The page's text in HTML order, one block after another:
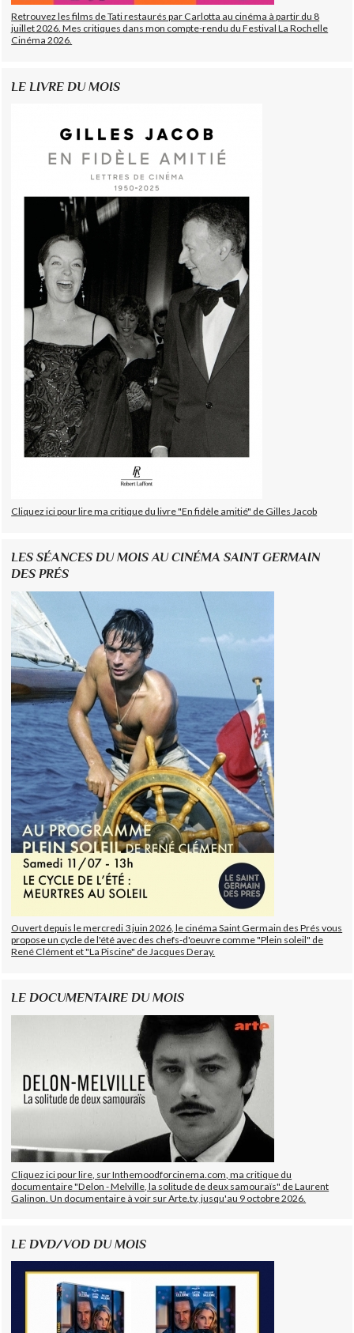
Retrouvez les films de Tati restaurés par Carlotta au cinéma à partir du 8
juillet 2026. Mes critiques dans mon compte-rendu du Festival La Rochelle
Cinéma 2026.
LE LIVRE DU MOIS
Cliquez ici pour lire ma critique du livre "En fidèle amitié" de Gilles Jacob
LES SÉANCES DU MOIS AU CINÉMA SAINT GERMAIN
DES PRÉS
Ouvert depuis le mercredi 3 juin 2026, le cinéma Saint Germain des Prés vous
propose un cycle de l'été avec des chefs-d'oeuvre comme "Plein soleil" de
René Clément et "La Piscine" de Jacques Deray.
LE DOCUMENTAIRE DU MOIS
Cliquez ici pour lire, sur Inthemoodforcinema.com, ma critique du
documentaire "Delon - Melville, la solitude de deux samouraïs" de Laurent
Galinon. Un documentaire à voir sur Arte.tv, jusqu'au 9 octobre 2026.
LE DVD/VOD DU MOIS